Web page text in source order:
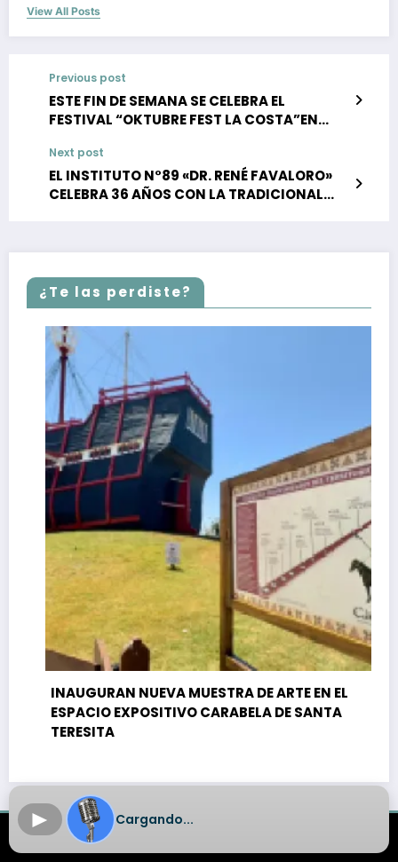
View All Posts
Previous post
ESTE FIN DE SEMANA SE CELEBRA EL
FESTIVAL “OKTUBRE FEST LA COSTA”EN
Next post
EL INSTITUTO N°89 «DR. RENÉ FAVALORO»
CELEBRA 36 AÑOS CON LA TRADICIONAL
¿Te las perdiste?
INAUGURAN NUEVA MUESTRA DE ARTE EN EL
ESPACIO EXPOSITIVO CARABELA DE SANTA
TERESITA
Aplicación
► Cargando...